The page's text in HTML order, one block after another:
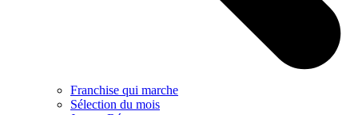
Franchise qui marche
Sélection du mois